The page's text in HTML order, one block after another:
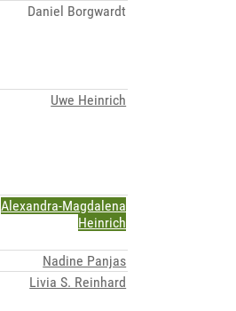
Daniel Borgwardt
Uwe Heinrich
Alexandra-Magdalena
Heinrich
Nadine Panjas
Livia S. Reinhard